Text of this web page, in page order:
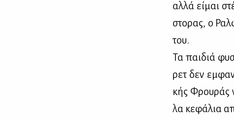
αλ­λά εί­μαι
στο­ρας, ο
του.
Τα παι­διά
ρετ δεν
κής Φρου­ράς
λα κε­φά­λια